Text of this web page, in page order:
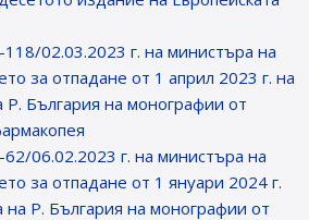
02.03.2023 г. на министъра на
за отпадане от 1 април 2023 г. на
Р. България на монографии от
06.02.2023 г. на министъра на
за отпадане от 1 януари 2024 г.
на Р. България на монографии от